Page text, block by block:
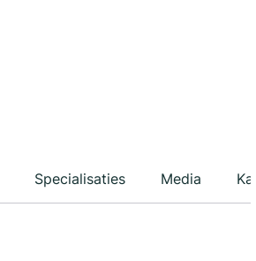
Specialisaties Media